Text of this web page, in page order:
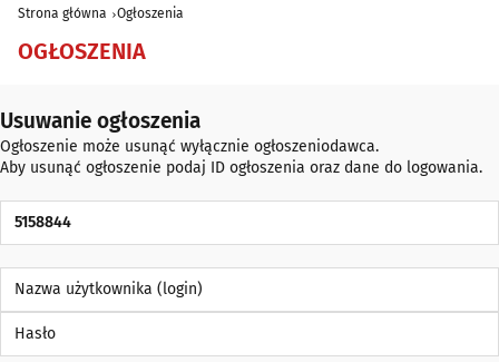
Strona główna Ogłoszenia
OGŁOSZENIA
Usuwanie ogłoszenia
Ogłoszenie może usunąć wyłącznie ogłoszeniodawca.
Aby usunąć ogłoszenie podaj ID ogłoszenia oraz dane do logowania.
Nazwa użytkownika (login)